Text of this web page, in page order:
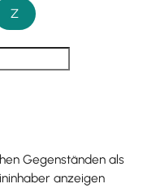
Z
Gegenständen als
anzeigen